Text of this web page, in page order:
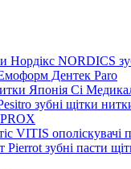
Нордікс NORDICS
Дентек Paro
Сі
зубні щітки
VITIS ополіскувачі
Pierrot зубні пасти